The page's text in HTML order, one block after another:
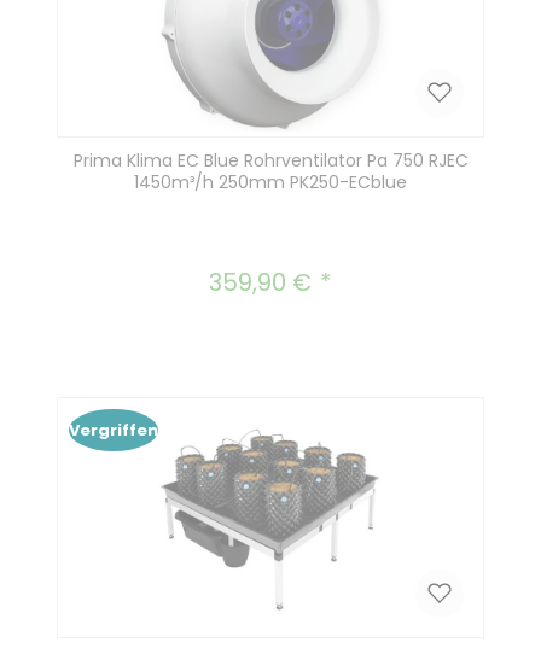
Prima Klima EC Blue Rohrventilator Pa 750 RJEC
1450m³/h 250mm PK250-ECblue
Regulärer Preis:
359,90 €
Vergriffen